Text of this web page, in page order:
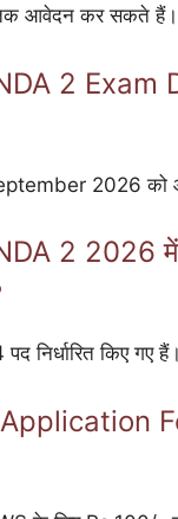
आवेदन कर सकते हैं।
2 Exam
2026 को
2 2026
निर्धारित किए गए हैं।